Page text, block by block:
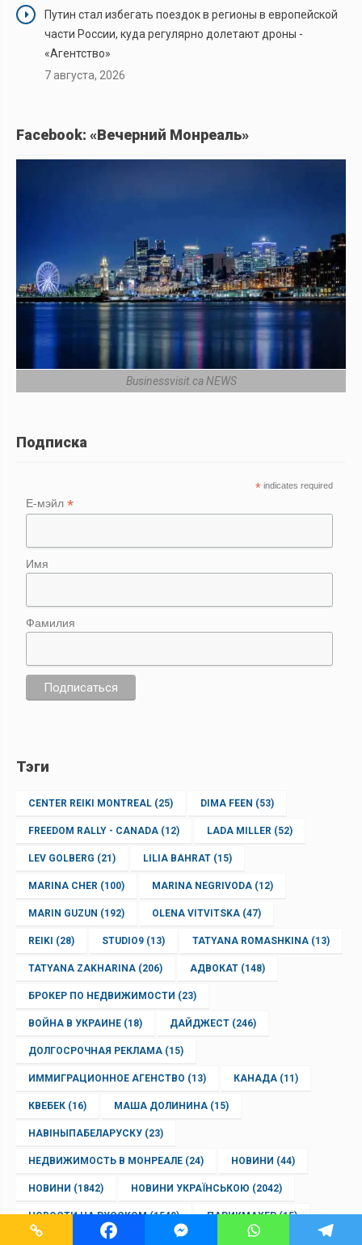
Путин стал избегать поездок в регионы в европейской
части России, куда регулярно долетают дроны -
«Агентство»
7 августа, 2026
Facebook: «Вечерний Монреаль»
Businessvisit.ca NEWS
Подписка
* indicates required
Е-мэйл*
Имя
Фамилия
Тэги
CENTER REIKI MONTREAL (25) DIMA FEEN (53)
FREEDOM RALLY - CANADA (12) LADA MILLER (52)
LEV GOLBERG (21) LILIA BAHRAT (15)
MARINA CHER (100) MARINA NEGRIVODA (12)
MARIN GUZUN (192) OLENA VITVITSKA (47)
REIKI (28) STUDIO9 (13) TATYANA ROMASHKINA (13)
TATYANA ZAKHARINA (206) АДВОКАТ (148)
БРОКЕР ПО НЕДВИЖИМОСТИ (23)
ВОЙНА В УКРАИНЕ (18) ДАЙДЖЕСТ (246)
ДОЛГОСРОЧНАЯ РЕКЛАМА (15)
ИММИГРАЦИОННОЕ АГЕНСТВО (13) КАНАДА (11)
КВЕБЕК (16) МАША ДОЛИНИНА (15)
НАВІНЫПАБЕЛАРУСКУ (23)
НЕДВИЖИМОСТЬ В МОНРЕАЛЕ (24) НОВИНИ (44)
НОВИНИ (1842) НОВИНИ УКРАЇНСЬКОЮ (2042)
НОВОСТИ НА РУССКОМ(1540) ПАРИКМАХЕР(15)